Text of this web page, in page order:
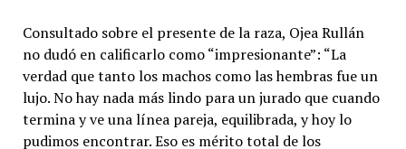
Consultado sobre el presente de la raza, Ojea Rullán
no dudó en calificarlo como “impresionante”: “La
verdad que tanto los machos como las hembras fue un
lujo. No hay nada más lindo para un jurado que cuando
termina y ve una línea pareja, equilibrada, y hoy lo
pudimos encontrar. Eso es mérito total de los